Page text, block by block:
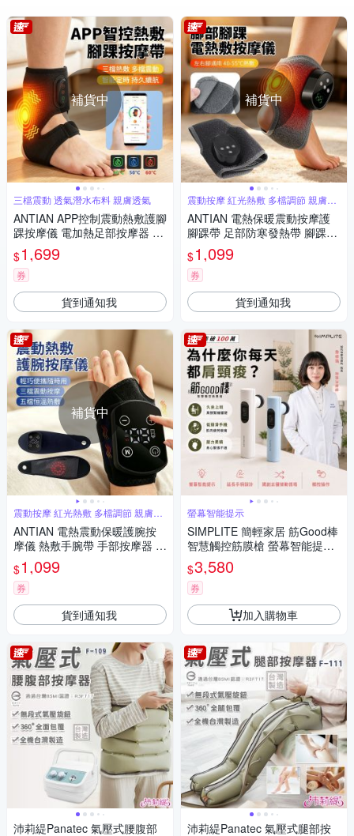
補貨中
三檔震動 透氣潛水布料 親膚透氣
ANTIAN APP控制震動熱敷護腳
踝按摩儀 電加熱足部按摩器 熱
敷護腳踝帶 足部防寒發熱帶(非
醫療使用)
$1,699
券
貨到通知我
補貨中
震動按摩 紅光熱敷 多檔調節 親膚布
料
ANTIAN 電熱震動保暖護腕按
摩儀 熱敷手腕帶 手部按摩器 腱
鞘加熱護腕帶 冬季防寒發熱帶
$1,099
券
貨到通知我
沛莉緹Panatec 氣壓式腰腹部
補貨中
震動按摩 紅光熱敷 多檔調節 親膚布
料
ANTIAN 電熱保暖震動按摩護
腳踝帶 足部防寒發熱帶 腳踝按
摩儀 加熱護腳套 腳踝保暖神器
(非醫療使用)
$1,099
券
貨到通知我
螢幕智能提示
SIMPLITE 簡輕家居 筋Good棒
智慧觸控筋膜槍 螢幕智能提
示、五種律動情境、延長手柄
$3,580
券
加入購物車
沛莉緹Panatec 氣壓式腿部按